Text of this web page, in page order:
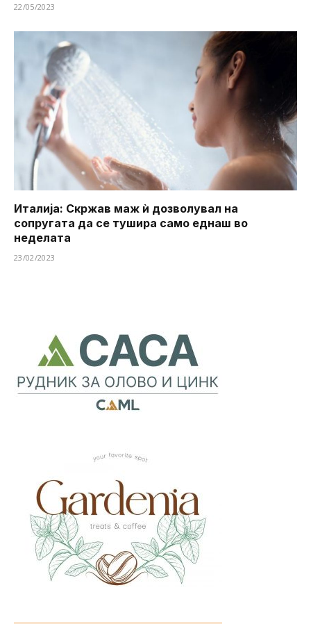
22/05/2023
Италија: Скржав маж ѝ дозволувал на
сопругата да се тушира ​​само еднаш во
неделата
23/02/2023